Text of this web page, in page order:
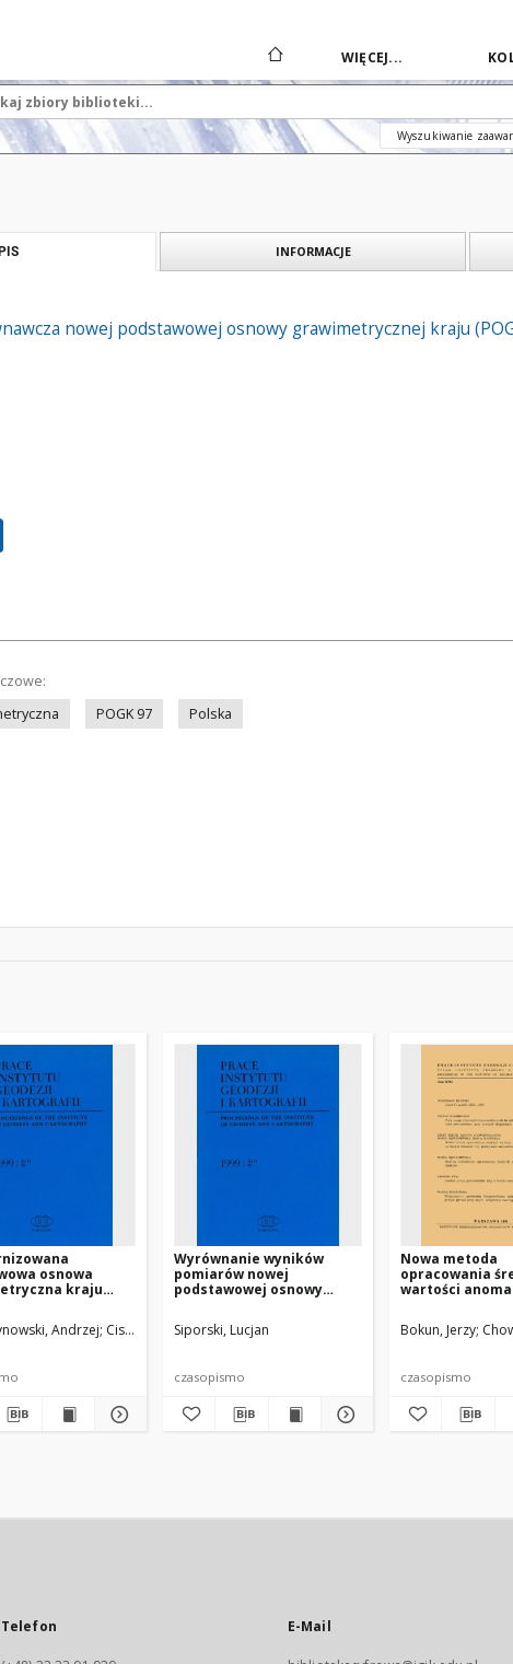
WIĘCEJ...
Wyszukiwanie
INFORMACJE
nowej podstawowej osnowy grawimetrycznej kraju
POGK 97 Polska
osnowa
kraju
Andrzej Cisak, Maria Sas, Andrzej
Wyrównanie wyników
pomiarów nowej
podstawowej osnowy
(POGK 97)
Siporski, Lucjan
czasopismo
Nowa metoda
opracowania
wartości
obszarze i jej
zastosowanie
Bokun, Jerzy
czasopismo
Telefon E-Mail